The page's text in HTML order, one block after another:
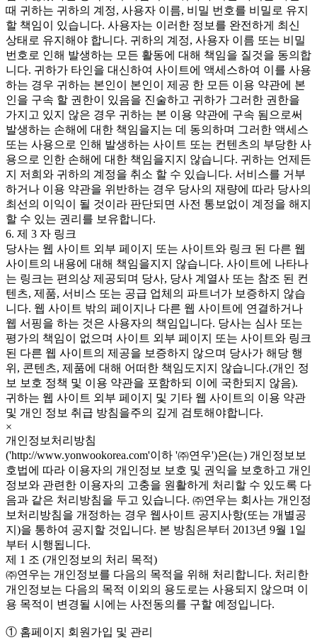
때 귀하는 귀하의 계정, 사용자 이름, 비밀 번호를 비밀로 유지
할 책임이 있습니다. 사용자는 이러한 정보를 완전하게 최신
상태로 유지해야 합니다. 귀하의 계정, 사용자 이름 또는 비밀
번호로 인해 발생하는 모든 활동에 대해 책임을 질것을 동의합
니다. 귀하가 타인을 대신하여 사이트에 액세스하여 이를 사용
하는 경우 귀하는 본인이 본인이 제공 한 모든 이용 약관에 본
인을 구속 할 권한이 있음을 진술하고 귀하가 그러한 권한을
가지고 있지 않은 경우 귀하는 본 이용 약관에 구속 됨으로써
발생하는 손해에 대한 책임을지는 데 동의하며 그러한 액세스
또는 사용으로 인해 발생하는 사이트 또는 컨텐츠의 부당한 사
용으로 인한 손해에 대한 책임을지지 않습니다. 귀하는 언제든
지 저희와 귀하의 계정을 취소 할 수 있습니다. 서비스를 거부
하거나 이용 약관을 위반하는 경우 당사의 재량에 따라 당사의
최선의 이익이 될 것이라 판단되면 사전 통보없이 계정을 해지
할 수 있는 권리를 보유합니다.
6. 제 3 자 링크
당사는 웹 사이트 외부 페이지 또는 사이트와 링크 된 다른 웹
사이트의 내용에 대해 책임을지지 않습니다. 사이트에 나타나
는 링크는 편의상 제공되며 당사, 당사 계열사 또는 참조 된 컨
텐츠, 제품, 서비스 또는 공급 업체의 파트너가 보증하지 않습
니다. 웹 사이트 밖의 페이지나 다른 웹 사이트에 연결하거나
웹 서핑을 하는 것은 사용자의 책임입니다. 당사는 심사 또는
평가의 책임이 없으며 사이트 외부 페이지 또는 사이트와 링크
된 다른 웹 사이트의 제공을 보증하지 않으며 당사가 해당 행
위, 콘텐츠, 제품에 대해 어떠한 책임도지지 않습니다.(개인 정
보 보호 정책 및 이용 약관을 포함하되 이에 국한되지 않음).
귀하는 웹 사이트 외부 페이지 및 기타 웹 사이트의 이용 약관
및 개인 정보 취급 방침을주의 깊게 검토해야합니다.
×
개인정보처리방침
('http://www.yonwookorea.com'이하 '㈜연우')은(는) 개인정보보
호법에 따라 이용자의 개인정보 보호 및 권익을 보호하고 개인
정보와 관련한 이용자의 고충을 원활하게 처리할 수 있도록 다
음과 같은 처리방침을 두고 있습니다. ㈜연우는 회사는 개인정
보처리방침을 개정하는 경우 웹사이트 공지사항(또는 개별공
지)을 통하여 공지할 것입니다. 본 방침은부터 2013년 9월 1일
부터 시행됩니다.
제 1 조 (개인정보의 처리 목적)
㈜연우는 개인정보를 다음의 목적을 위해 처리합니다. 처리한
개인정보는 다음의 목적 이외의 용도로는 사용되지 않으며 이
용 목적이 변경될 시에는 사전동의를 구할 예정입니다.
① 홈페이지 회원가입 및 관리